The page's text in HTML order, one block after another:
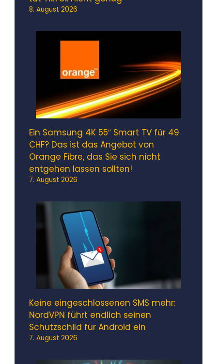
8. August 2026
Ein Samsung 4K 55″ Smart TV für 49
CHF? Das ist das Angebot von
Orange Fibre, das Sie sich nicht
entgehen lassen sollten!
7. August 2026
Keine eingeschlossenen SMS mehr:
NordVPN führt endlich seinen
Schutzschild für Android ein
7. August 2026